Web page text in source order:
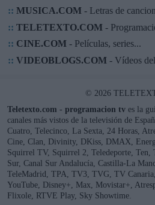
:: MUSICA.COM- Letras de
:: TELETEXTO.COM-
:: CINE.COM- Películas, series...
:: VIDEOBLOGS.COM- Vídeos
© 2026
Teletexto.com - programacion tv es la
canales más vistos de la televisión de
Cuatro, Telecinco, La Sexta, 24 Horas,
Cine, Clan, Divinity, DKiss, DMAX,
Squirrel TV, Squirrel 2, Teledeporte, Ten,
Sur, Canal Sur Andalucía, Castilla-La
TeleMadrid, TPA, TV3, TVG, TV
YouTube, Disney+, Max, Movistar+,
Flixole, RTVE Play, Sky Showtime.